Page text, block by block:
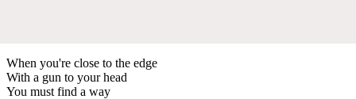
When you're close to the edge
With a gun to your head
You must find a way